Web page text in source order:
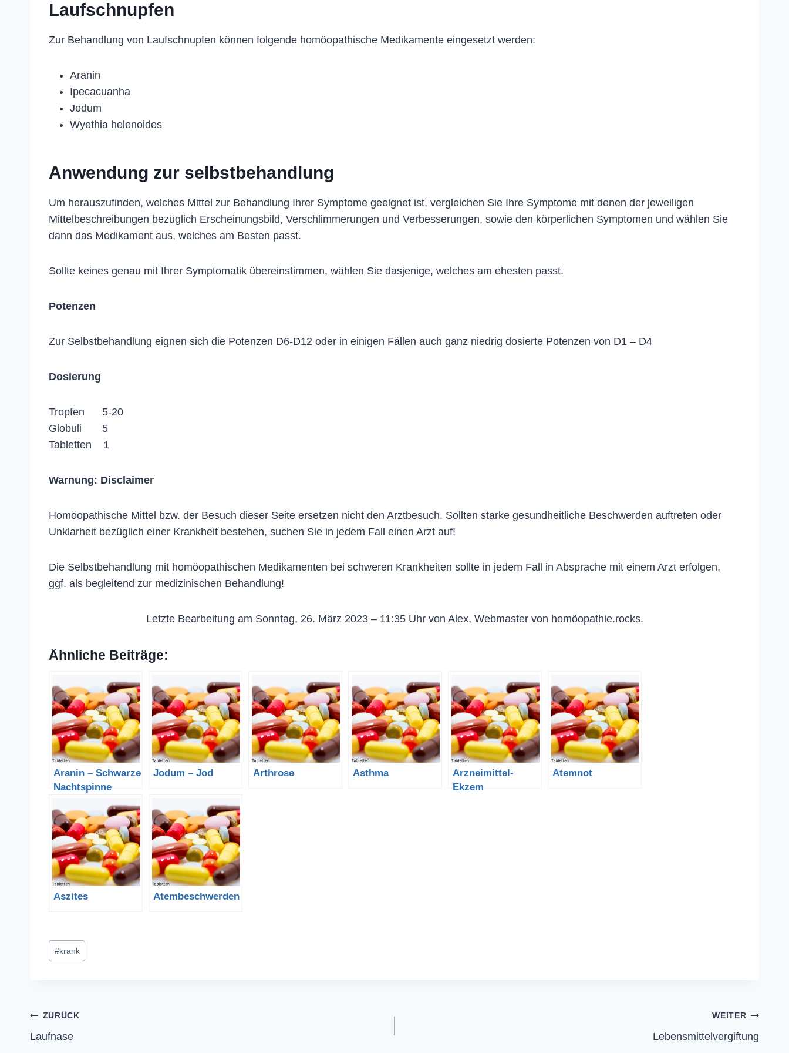
Laufschnupfen
Zur Behandlung von Laufschnupfen können folgende homöopathische Medikamente eingesetzt werden:
Aranin
Ipecacuanha
Jodum
Wyethia helenoides
Anwendung zur selbstbehandlung
Um herauszufinden, welches Mittel zur Behandlung Ihrer Symptome geeignet ist, vergleichen Sie Ihre Symptome mit denen der jeweiligen
Mittelbeschreibungen bezüglich Erscheinungsbild, Verschlimmerungen und Verbesserungen, sowie den körperlichen Symptomen und wählen Sie
dann das Medikament aus, welches am Besten passt.
Sollte keines genau mit Ihrer Symptomatik übereinstimmen, wählen Sie dasjenige, welches am ehesten passt.
Potenzen
Zur Selbstbehandlung eignen sich die Potenzen D6-D12 oder in einigen Fällen auch ganz niedrig dosierte Potenzen von D1 – D4
Dosierung
Tropfen 5-20
Globuli 5
Tabletten 1
Warnung: Disclaimer
Homöopathische Mittel bzw. der Besuch dieser Seite ersetzen nicht den Arztbesuch. Sollten starke gesundheitliche Beschwerden auftreten oder
Unklarheit bezüglich einer Krankheit bestehen, suchen Sie in jedem Fall einen Arzt auf!
Die Selbstbehandlung mit homöopathischen Medikamenten bei schweren Krankheiten sollte in jedem Fall in Absprache mit einem Arzt erfolgen,
ggf. als begleitend zur medizinischen Behandlung!
Letzte Bearbeitung am Sonntag, 26. März 2023 – 11:35 Uhr von Alex, Webmaster von homöopathie.rocks.
Ähnliche Beiträge:
Aranin – Schwarze
Nachtspinne
Jodum – Jod Arthrose Asthma
Arzneimittel-
Ekzem
Atemnot
Aszites Atembeschwerden
Schlagworte:
#krank
Beitragsnavigation
ZURÜCK
Laufnase
WEITER
Lebensmittelvergiftung